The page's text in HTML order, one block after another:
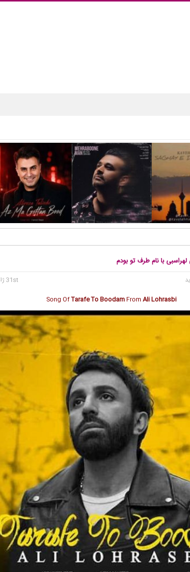
با نام طرف تو بودم
31st ژانویه 2018
Song OfTarafe To BoodamFromAli Lohrasbi